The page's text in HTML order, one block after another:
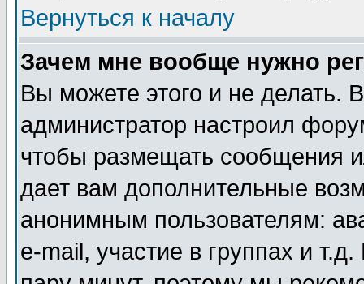
Вернуться к началу
Зачем мне вообще нужно
Вы можете этого и не делать.
администратор настроил
чтобы размещать сообщения
дает вам дополнительные
анонимным пользователям:
e-mail, участие в группах и